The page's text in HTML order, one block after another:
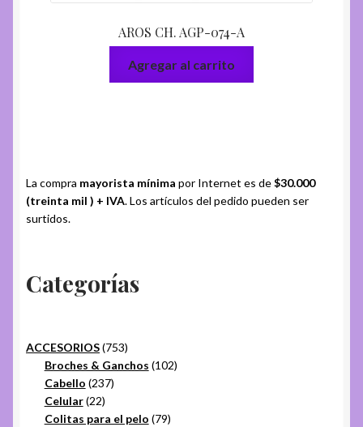
AROS CH. AGP-074-A
Agregar al carrito
La compra mayorista mínima por Internet es de$30.000
(treinta mil ) + IVA. Los artículos del pedido pueden ser
surtidos.
Categorías
ACCESORIOS 753753
productos
Broches & Ganchos 102102
Cabello 237237
Celular 2222
productos
Colitas para el pelo 7979